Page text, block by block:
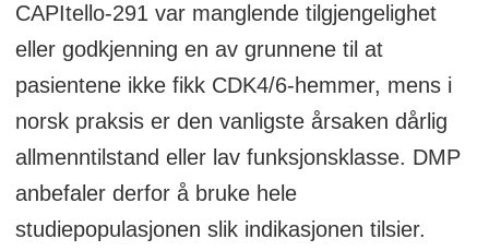
CAPItello-291 var manglende tilgjengelighet
eller godkjenning en av grunnene til at
pasientene ikke fikk CDK4/6-hemmer, mens i
norsk praksis er den vanligste årsaken dårlig
allmenntilstand eller lav funksjonsklasse. DMP
anbefaler derfor å bruke hele
studiepopulasjonen slik indikasjonen tilsier.